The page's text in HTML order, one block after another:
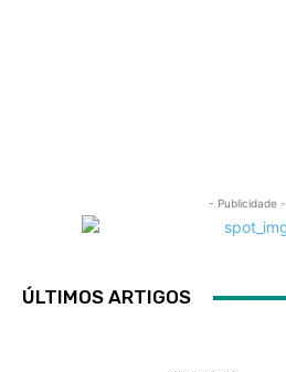
- Publicidade -
ÚLTIMOS ARTIGOS